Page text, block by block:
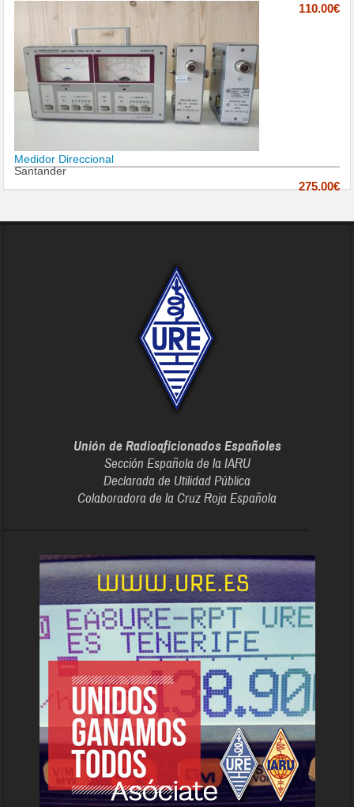
110.00€
Medidor Direccional
Santander
275.00€
Unión de Radioaficionados Españoles
Sección Española de la IARU
Declarada de Utilidad Pública
Colaboradora de la Cruz Roja Española